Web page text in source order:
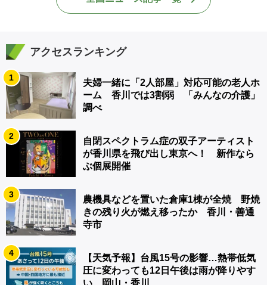
アクセスランキング
1
夫婦一緒に「2人部屋」対応可能の老人ホ
ーム 香川では3割弱 「みんなの介護」
調べ
2
自閉スペクトラム症の双子アーティスト
が香川県を飛び出し東京へ！ 新作なら
ぶ個展開催
3
農機具などを置いた倉庫1棟が全焼 野焼
きの残り火が燃え移ったか 香川・善通
寺市
4
【天気予報】台風15号の影響…熱帯低気
圧に変わっても12日午後は雨が降りやす
い 岡山・香川